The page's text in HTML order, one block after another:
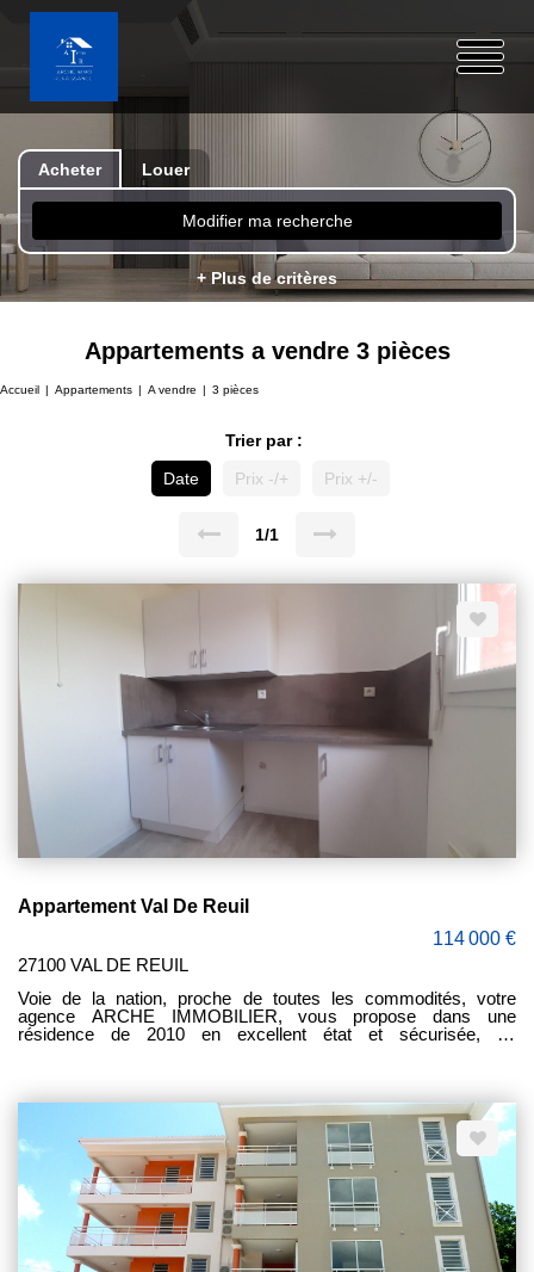
Acheter Louer
Modifier ma recherche
+ Plus de critères
Appartements a vendre 3 pièces
Accueil Appartements A vendre 3 pièces
Trier par :
Date
Prix -/+ Prix +/-
1/1
Appartement Val De Reuil
114 000 €
27100 VAL DE REUIL
Voie de la nation, proche de toutes les commodités, votre
agence ARCHE IMMOBILIER, vous propose dans une
résidence de 2010 en excellent état et sécurisée, un
deux chambres, une salle de bain, un W.C. indépendant et une
place de stationnement en sous sol. Vendu loué : 705 euros
(loyer charges comprises) Bail en cours jusque fin février 2027